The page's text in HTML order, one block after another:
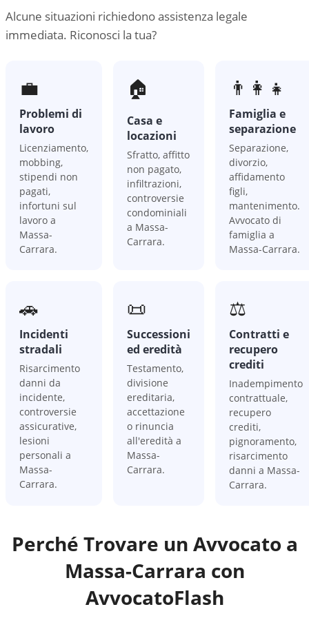
Alcune situazioni richiedono assistenza legale
immediata. Riconosci la tua?
💼
Problemi di
lavoro
Licenziamento,
mobbing,
stipendi non
pagati,
infortuni sul
lavoro a
Massa-
Carrara.
🏠
Casa e
locazioni
Sfratto, affitto
non pagato,
infiltrazioni,
controversie
condominiali
a Massa-
Carrara.
👨‍👩‍👧
Famiglia e
separazione
Separazione,
divorzio,
affidamento
figli,
mantenimento.
Avvocato di
famiglia a
Massa-Carrara.
🚗
Incidenti
stradali
Risarcimento
danni da
incidente,
controversie
assicurative,
lesioni
personali a
Massa-
Carrara.
📜
Successioni
ed eredità
Testamento,
divisione
ereditaria,
accettazione
o rinuncia
all'eredità a
Massa-
Carrara.
⚖️
Contratti e
recupero
crediti
Inadempimento
contrattuale,
recupero
crediti,
pignoramento,
risarcimento
danni a Massa-
Carrara.
Perché Trovare un Avvocato a
Massa-Carrara con
AvvocatoFlash